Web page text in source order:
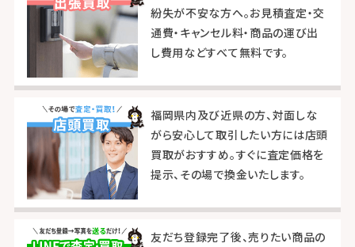
紛失が不安な方へ。お見積査定・交
通費・キャンセル料・商品の運び出
し費用などすべて無料です。
福岡県内及び近県の方、対面しな
がら安心して取引したい方には店頭
買取がおすすめ。すぐに査定価格を
提示、その場で換金いたします。
友だち登録完了後、売りたい商品の